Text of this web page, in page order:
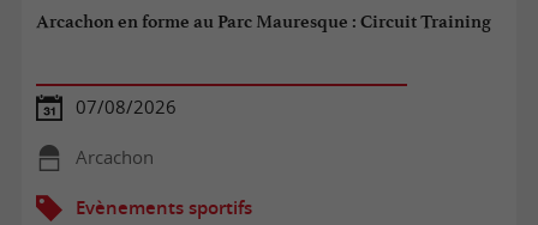
Arcachon en forme au Parc Mauresque : Circuit Training
07/08/2026
Arcachon
Evènements sportifs